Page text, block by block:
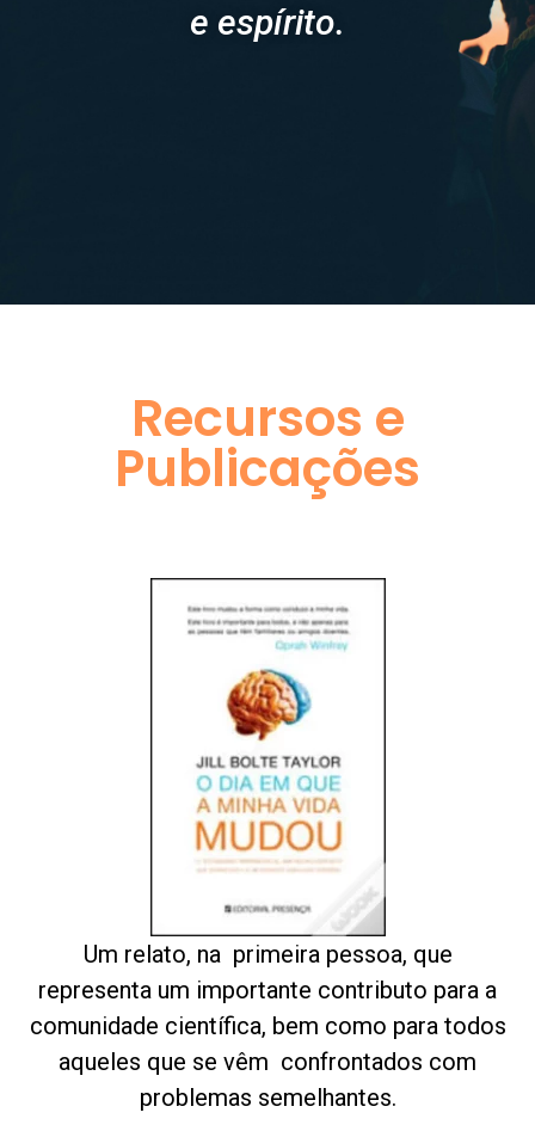
e espírito.
Recursos e
Publicações
Um relato, na primeira pessoa, que
representa um importante contributo para a
comunidade científica, bem como para todos
aqueles que se vêm confrontados com
problemas semelhantes.